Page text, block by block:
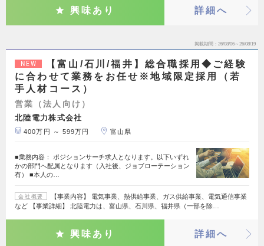
興味あり 詳細へ
掲載期間 26/08/06～26/08/19
NEW
【富山/石川/福井】総合職採用◆ご経験
に合わせて業務をお任せ※地域限定採用（若
手人材コース）
営業（法人向け）
北陸電力株式会社
400万円 ～ 599万円 富山県
■業務内容： ポジションサーチ求人となります。以下いずれ
かの部門へ配属となります（入社後、ジョブローテーション
有） ■本人の…
会社概要
【事業内容】 電気事業、熱供給事業、ガス供給事業、電気通信事業
など 【事業詳細】 北陸電力は、富山県、石川県、福井県（一部を除…
興味あり 詳細へ